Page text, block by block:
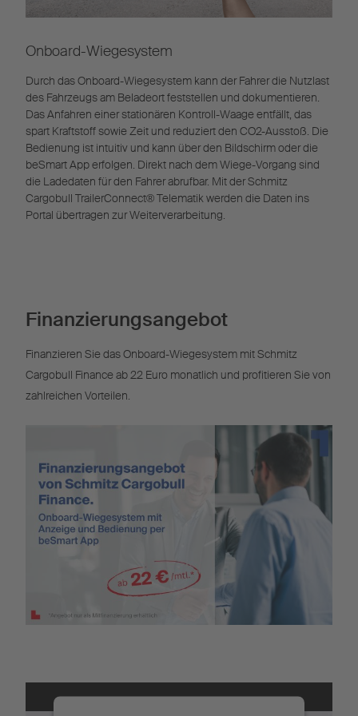
Onboard-Wiegesystem
Durch das Onboard-Wiegesystem kann der Fahrer die Nutzlast
des Fahrzeugs am Beladeort feststellen und dokumentieren.
Das Anfahren einer stationären Kontroll-Waage entfällt, das
spart Kraftstoff sowie Zeit und reduziert den CO2-Ausstoß. Die
Bedienung ist intuitiv und kann über den Bildschirm oder die
beSmart App erfolgen. Direkt nach dem Wiege-Vorgang sind
die Ladedaten für den Fahrer abrufbar. Mit der Schmitz
Cargobull TrailerConnect® Telematik werden die Daten ins
Portal übertragen zur Weiterverarbeitung.
Finanzierungsangebot
Finanzieren Sie das Onboard-Wiegesystem mit Schmitz
Cargobull Finance ab 22 Euro monatlich und profitieren Sie von
zahlreichen Vorteilen.